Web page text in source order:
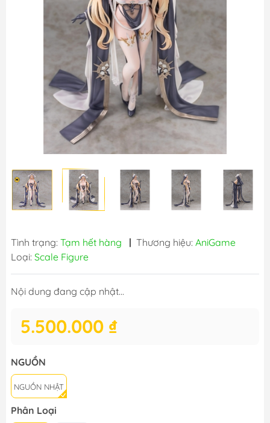
Tình trạng: Tạm hết hàng | Thương hiệu: AniGame
Loại: Scale Figure
Nội dung đang cập nhật...
5.500.000 ₫
NGUỒN
NGUỒN NHẬT
Phân Loại